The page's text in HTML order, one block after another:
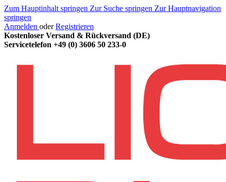
Zum Hauptinhalt springen Zur Suche springen Zur Hauptnavigation
springen
Anmelden oder Registrieren
Kostenloser Versand & Rückversand (DE)
Servicetelefon +49 (0) 3606 50 233-0